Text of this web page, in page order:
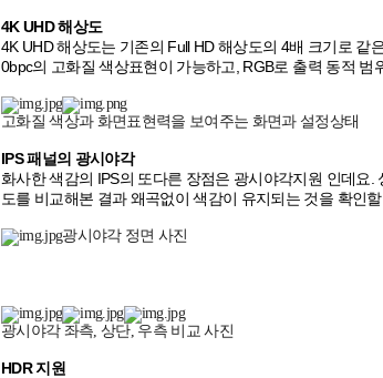
4K UHD 해상도
4K UHD 해상도는 기존의 Full HD 해상도의 4배 크기로
0bpc의 고화질 색상표현이 가능하고, RGB로 출력 동적
고화질 색상과 화면표현력을 보여주는 화면과 설정상태
IPS 패널의 광시야각
화사한 색감의 IPS의 또다른 장점은 광시야각지원 인데요
도를 비교해본 결과 왜곡없이 색감이 유지되는 것을 확인
광시야각 정면 사진
광시야각 좌측, 상단, 우측 비교 사진
HDR 지원